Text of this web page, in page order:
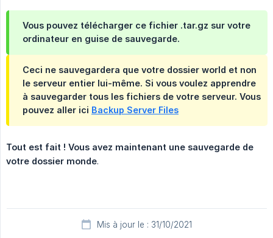
Vous pouvez télécharger ce fichier .tar.gz sur votre
ordinateur en guise de sauvegarde.
Ceci ne sauvegardera que votre dossier world et non
le serveur entier lui-même. Si vous voulez apprendre
à sauvegarder tous les fichiers de votre serveur. Vous
pouvez aller ici Backup Server Files
Tout est fait ! Vous avez maintenant une sauvegarde de
votre dossier monde.
Mis à jour le : 31/10/2021